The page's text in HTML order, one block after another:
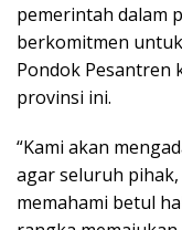
pemerintah dalam
berkomitmen
Pondok Pesantren
provinsi ini.
“Kami akan
agar seluruh
memahami betul